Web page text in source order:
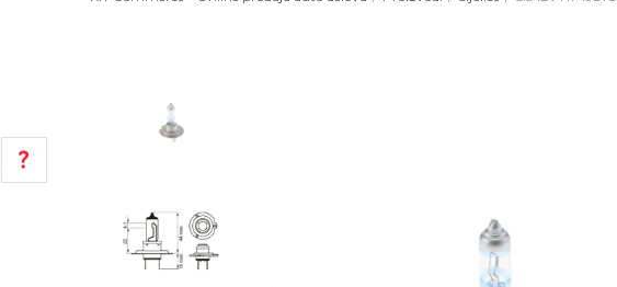
POMOĆ PRI KUPOVINI
Za više informacija, pomoć i
porudžbine